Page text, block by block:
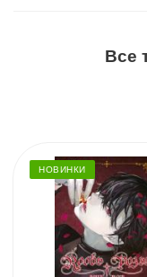
Все
НОВИНКИ